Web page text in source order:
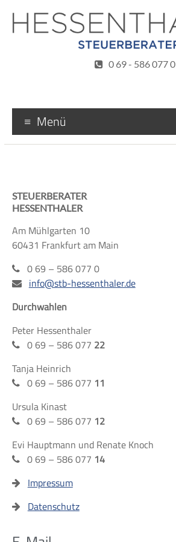
Inhalt
wechseln
Steuerberater0 69 - 586 077 0
Menü
STEUERBERATER
HESSENTHALER
Am Mühlgarten 10
60431 Frankfurt am Main
0 69 – 586 077 0
info@stb-hessenthaler.de
Durchwahlen
Peter Hessenthaler
0 69 – 586 077 22
Tanja Heinrich
0 69 – 586 077 11
Ursula Kinast
0 69 – 586 077 12
Evi Hauptmann und Renate Knoch
0 69 – 586 077 14
Impressum
Datenschutz